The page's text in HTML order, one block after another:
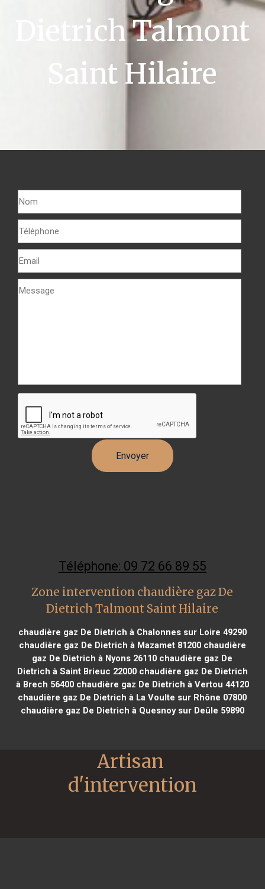
Dietrich Talmont
Saint Hilaire
Téléphone: 09 72 66 89 55
Zone intervention chaudière gaz De
Dietrich Talmont Saint Hilaire
chaudière gaz De Dietrich à Chalonnes sur Loire 49290
chaudière gaz De Dietrich à Mazamet 81200chaudière
gaz De Dietrich à Nyons 26110 chaudière gaz De
Dietrich à Saint Brieuc 22000chaudière gaz De Dietrich
à Brech 56400chaudière gaz De Dietrich à Vertou 44120
chaudière gaz De Dietrich à La Voulte sur Rhône 07800
chaudière gaz De Dietrich à Quesnoy sur Deûle 59890
Artisan
d'intervention